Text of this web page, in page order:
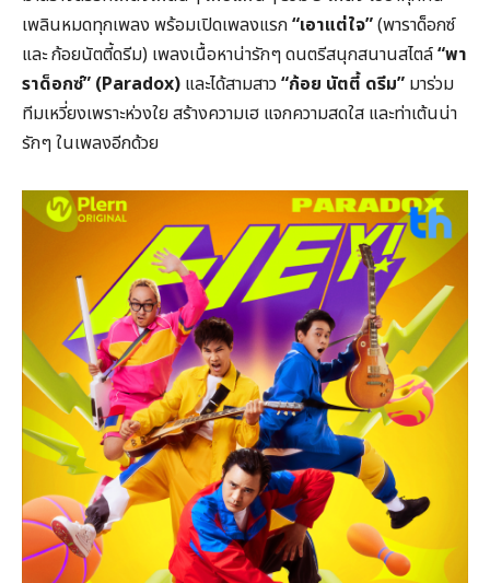
เพลินหมดทุกเพลง พร้อมเปิดเพลงแรก“เอาแต่ใจ”(พาราด็อกซ์
และ ก้อยนัตตี้ดรีม) เพลงเนื้อหาน่ารักๆ ดนตรีสนุกสนานสไตล์“พา
ราด็อกซ์” (Paradox) และได้สามสาว “ก้อย นัตตี้ ดรีม” มาร่วม
ทีมเหวี่ยงเพราะห่วงใย สร้างความเฮ แจกความสดใส และท่าเต้นน่า
รักๆ ในเพลงอีกด้วย